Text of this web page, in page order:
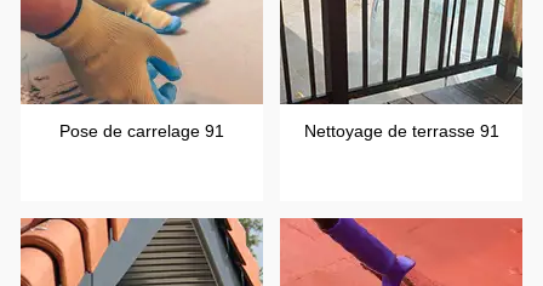
Pose de carrelage 91 Nettoyage de terrasse 91